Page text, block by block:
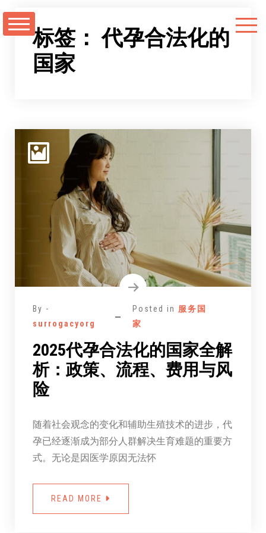
至
标签：代孕合法化的
国家
By -
surrogacyorg
Posted in 服务国
家
2025代孕合法化的国家全解
析：政策、流程、费用与风
险
随着社会观念的变化和辅助生殖技术的进步，代
孕已经逐渐成为部分人群解决生育难题的重要方
式。无论是因医学原因无法怀
READ MORE